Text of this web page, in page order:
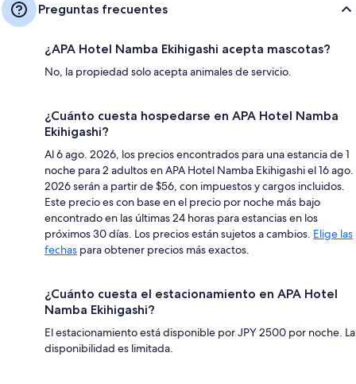
Preguntas frecuentes
¿APA Hotel Namba Ekihigashi acepta mascotas?
No, la propiedad solo acepta animales de servicio.
¿Cuánto cuesta hospedarse en APA Hotel Namba
Ekihigashi?
Al 6 ago. 2026, los precios encontrados para una estancia de 1
noche para 2 adultos en APA Hotel Namba Ekihigashi el 16 ago.
2026 serán a partir de $56, con impuestos y cargos incluidos.
Este precio es con base en el precio por noche más bajo
encontrado en las últimas 24 horas para estancias en los
próximos 30 días. Los precios están sujetos a cambios. Elige las
fechas para obtener precios más exactos.
¿Cuánto cuesta el estacionamiento en APA Hotel
Namba Ekihigashi?
El estacionamiento está disponible por JPY 2500 por noche. La
disponibilidad es limitada.